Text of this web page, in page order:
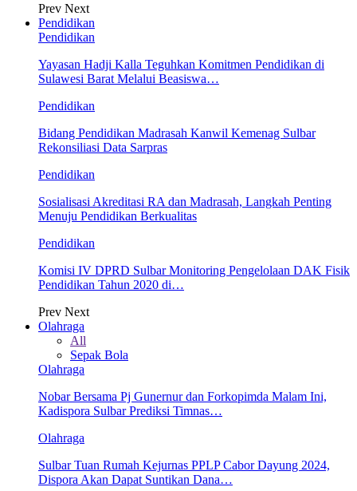
Prev Next
Pendidikan
Pendidikan
Yayasan Hadji Kalla Teguhkan Komitmen Pendidikan di
Sulawesi Barat Melalui Beasiswa…
Pendidikan
Bidang Pendidikan Madrasah Kanwil Kemenag Sulbar
Rekonsiliasi Data Sarpras
Pendidikan
Sosialisasi Akreditasi RA dan Madrasah, Langkah Penting
Menuju Pendidikan Berkualitas
Pendidikan
Komisi IV DPRD Sulbar Monitoring Pengelolaan DAK Fisik
Pendidikan Tahun 2020 di…
Prev Next
Olahraga
All
Sepak Bola
Olahraga
Nobar Bersama Pj Gunernur dan Forkopimda Malam Ini,
Kadispora Sulbar Prediksi Timnas…
Olahraga
Sulbar Tuan Rumah Kejurnas PPLP Cabor Dayung 2024,
Dispora Akan Dapat Suntikan Dana…